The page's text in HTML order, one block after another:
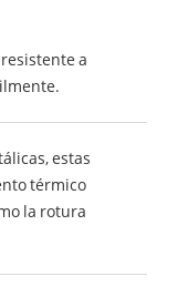
a
estas
térmico
la rotura